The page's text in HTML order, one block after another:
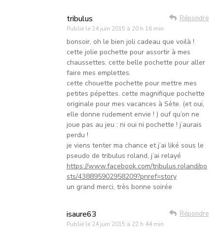
tribulus
Publié le 24 juin 2015 à 20 h 16 min
Répondre
bonsoir, oh le bien joli cadeau que voilà !
cette jolie pochette pour assortir à mes
chaussettes. cette belle pochette pour aller
faire mes emplettes.
cette chouette pochette pour mettre mes
petites pépettes. cette magnifique pochette
originale pour mes vacances à Sète. (et oui,
elle donne rudement envie ! ) ouf qu’on ne
joue pas au jeu : ni oui ni pochette ! j’aurais
perdu !
je viens tenter ma chance et j’ai liké sous le
pseudo de tribulus roland, j’ai relayé
https://www.facebook.com/tribulus.roland/po
sts/438895902958209?pnref=story
un grand merci, très bonne soirée
isaure63
Publié le 24 juin 2015 à 22 h 44 min
Répondre